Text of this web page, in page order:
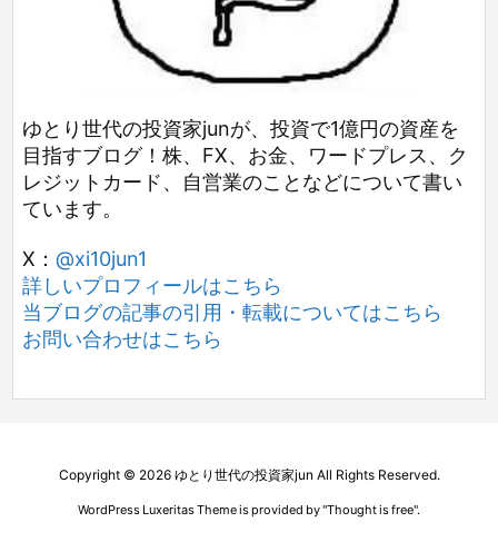
ゆとり世代の投資家junが、投資で1億円の資産を
目指すブログ！株、FX、お金、ワードプレス、ク
レジットカード、自営業のことなどについて書い
ています。
X： @xi10jun1
詳しいプロフィールはこちら
当ブログの記事の引用・転載についてはこちら
お問い合わせはこちら
Copyright © 2026 ゆとり世代の投資家jun All Rights Reserved.
WordPress Luxeritas Theme is provided by "Thought is free".